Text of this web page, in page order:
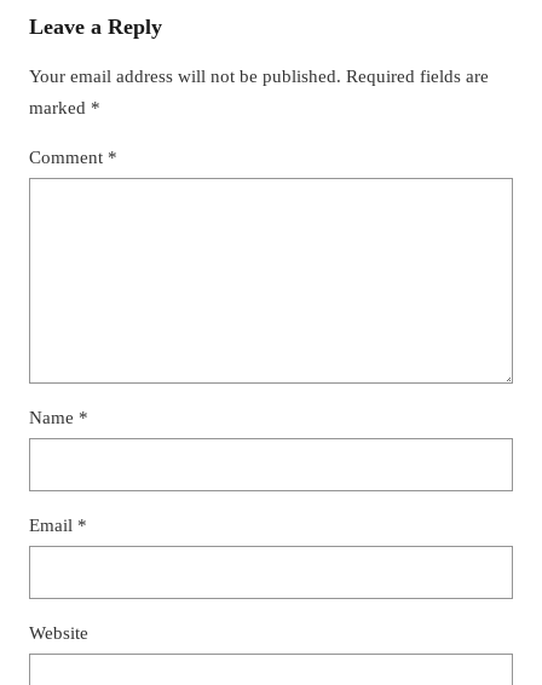
Leave a Reply
Your email address will not be published. Required fields are
marked *
Comment *
Name *
Email *
Website